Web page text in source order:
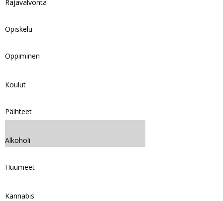
Rajavalvonta
Opiskelu
Oppiminen
Koulut
Päihteet
Alkoholi
Huumeet
Kannabis